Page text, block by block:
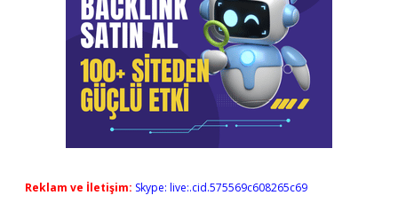
Reklam ve İletişim: Skype: live:.cid.575569c608265c69